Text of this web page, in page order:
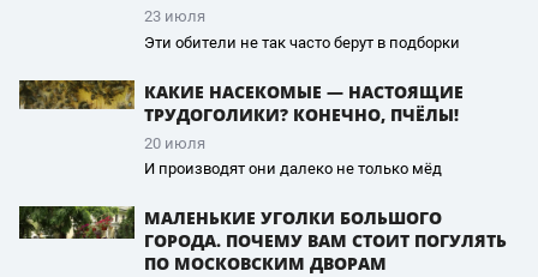
23 июля
Эти обители не так часто берут в подборки
КАКИЕ НАСЕКОМЫЕ — НАСТОЯЩИЕ
ТРУДОГОЛИКИ? КОНЕЧНО, ПЧЁЛЫ!
20 июля
И производят они далеко не только мёд
МАЛЕНЬКИЕ УГОЛКИ БОЛЬШОГО
ГОРОДА. ПОЧЕМУ ВАМ СТОИТ ПОГУЛЯТЬ
ПО МОСКОВСКИМ ДВОРАМ